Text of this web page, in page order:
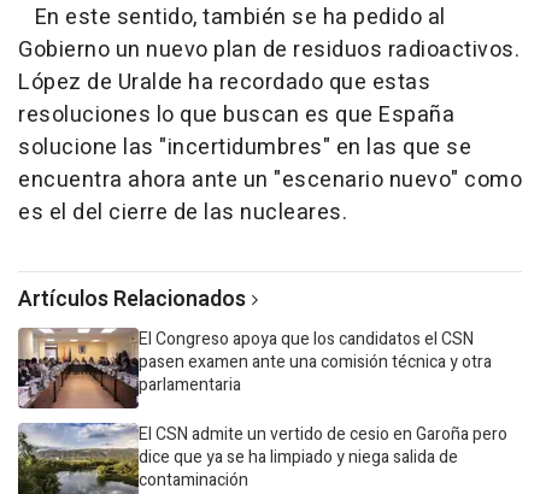
En este sentido, también se ha pedido al
Gobierno un nuevo plan de residuos radioactivos.
López de Uralde ha recordado que estas
resoluciones lo que buscan es que España
solucione las "incertidumbres" en las que se
encuentra ahora ante un "escenario nuevo" como
es el del cierre de las nucleares.
Artículos Relacionados
El Congreso apoya que los candidatos el CSN
pasen examen ante una comisión técnica y otra
parlamentaria
El CSN admite un vertido de cesio en Garoña pero
dice que ya se ha limpiado y niega salida de
contaminación